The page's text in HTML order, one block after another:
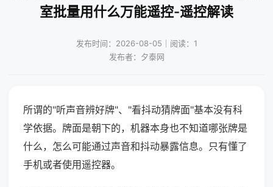
室批量用什么万能遥控-遥控解读
发布时间：2026-08-05｜阅读：1
发布者：夕泰网
所谓的"听声音辨好牌"、"看抖动猜牌面"基本没有科
学依据。牌面是朝下的，机器本身也不知道哪张牌是
什么，怎么可能通过声音和抖动暴露信息。只有懂了
手机或者使用遥控器。